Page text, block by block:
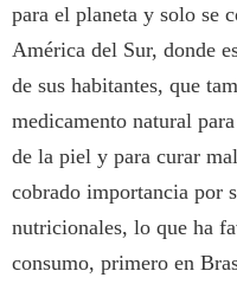
para el planeta y solo se
América del Sur, donde
de sus habitantes, que
medicamento natural
de la piel y para curar
cobrado importancia por
nutricionales, lo que ha
consumo, primero en